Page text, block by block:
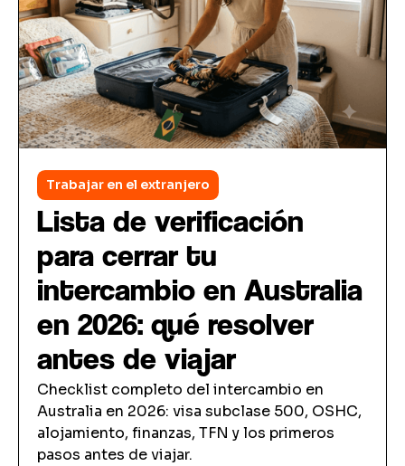
Trabajar en el extranjero
Lista de verificación
para cerrar tu
intercambio en Australia
en 2026: qué resolver
antes de viajar
Checklist completo del intercambio en
Australia en 2026: visa subclase 500, OSHC,
alojamiento, finanzas, TFN y los primeros
pasos antes de viajar.